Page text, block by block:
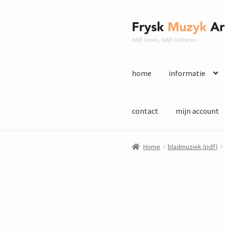
Ga
door
Ga
naar
home informatie
contact mijn account
Home bladmuziek (pdf)